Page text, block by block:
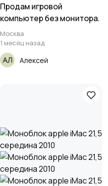
Продам игровой
компьютер без монитора.
Москва
1 месяц назад
Алексей